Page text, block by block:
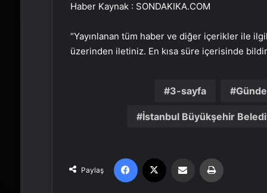
Haber Kaynak : SONDAKIKA.COM
“Yayınlanan tüm haber ve diğer içerikler ile
üzerinden iletiniz. En kısa süre içerisinde
3-sayfa
İstanbul Büyükşehir
Paylaş
Facebook Email'den paylaş